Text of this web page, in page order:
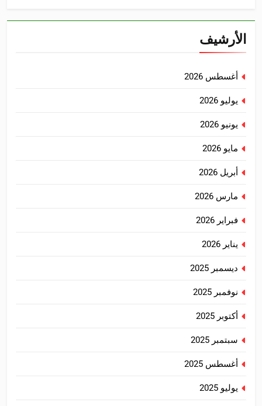
الأرشيف
أغسطس 2026
يوليو 2026
يونيو 2026
مايو 2026
أبريل 2026
مارس 2026
فبراير 2026
يناير 2026
ديسمبر 2025
نوفمبر 2025
أكتوبر 2025
سبتمبر 2025
أغسطس 2025
يوليو 2025